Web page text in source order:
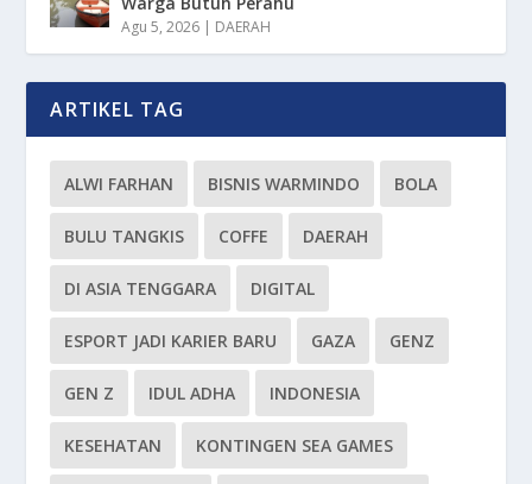
Agu 5, 2026 | DAERAH
ARTIKEL TAG
ALWI FARHAN BISNIS WARMINDO BOLA
BULU TANGKIS COFFE DAERAH
DI ASIA TENGGARA DIGITAL
ESPORT JADI KARIER BARU GAZA GENZ
GEN Z IDUL ADHA INDONESIA
KESEHATAN KONTINGEN SEA GAMES